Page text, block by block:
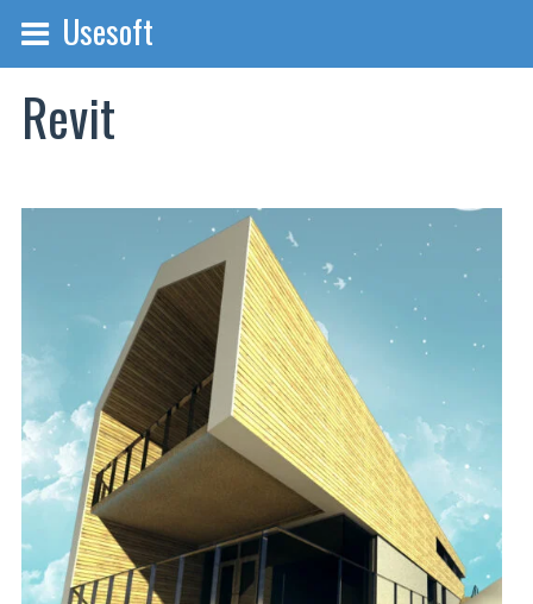
Usesoft
Revit